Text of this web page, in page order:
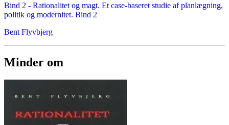
Bind 2 - Rationalitet og magt. Et case-baseret studie af planlægning,
politik og modernitet. Bind 2
Bent Flyvbjerg
Minder om